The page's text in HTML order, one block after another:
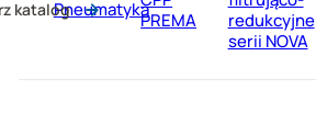
katalogPneumatykaPREMA
redukcyjne
serii NOVA